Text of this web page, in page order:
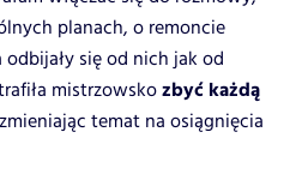
planach, o remoncie
odbijały się od nich jak od
mistrzowskozbyć każdą
temat na osiągnięcia